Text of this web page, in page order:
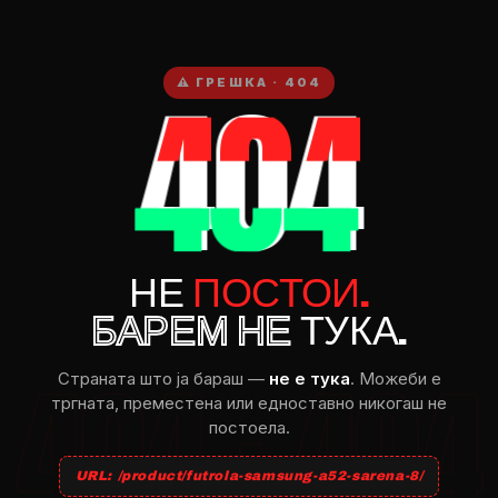
⚠ ГРЕШКА · 404
404
НЕ ПОСТОИ.
БАРЕМ НЕТУКА.
Страната што ja бараш — не e тука. Можеби e
тргната, преместена или едноставно никогаш не
постоела.
URL: /product/futrola-samsung-a52-sarena-8/